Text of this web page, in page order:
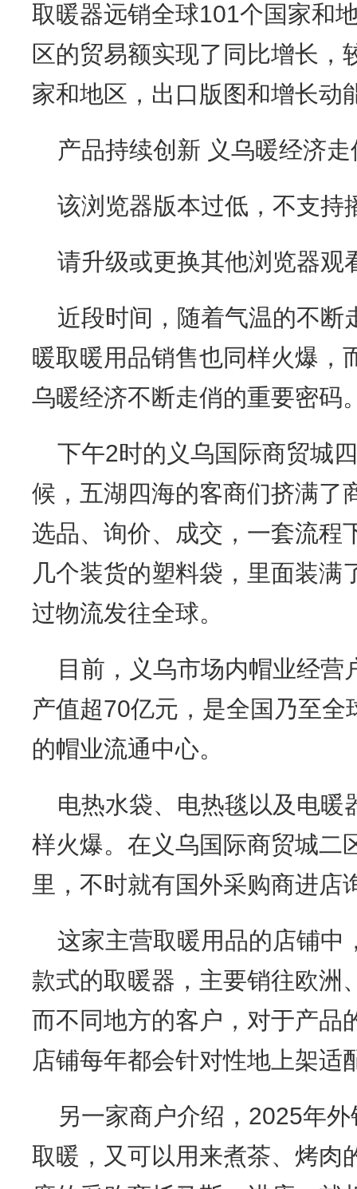
取暖器远销全球101个国家和
区的贸易额实现了同比增长，
家和地区，出口版图和增长动
产品持续创新 义乌暖经济走
该浏览器版本过低，不支持
请升级或更换其他浏览器观
近段时间，随着气温的不断
暖取暖用品销售也同样火爆，
乌暖经济不断走俏的重要密码
下午2时的义乌国际商贸城
候，五湖四海的客商们挤满了
选品、询价、成交，一套流程
几个装货的塑料袋，里面装满
过物流发往全球。
目前，义乌市场内帽业经
产值超70亿元，是全国乃至
的帽业流通中心。
电热水袋、电热毯以及电暖
样火爆。在义乌国际商贸城二
里，不时就有国外采购商进店
这家主营取暖用品的店铺中
款式的取暖器，主要销往欧洲
而不同地方的客户，对于产品
店铺每年都会针对性地上架适
另一家商户介绍，2025年
取暖，又可以用来煮茶、烤肉